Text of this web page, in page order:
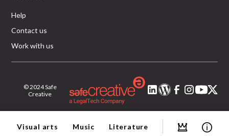
Visual arts Music Literature
Help
Contact us
Work with us
© 2024 Safe
Creative